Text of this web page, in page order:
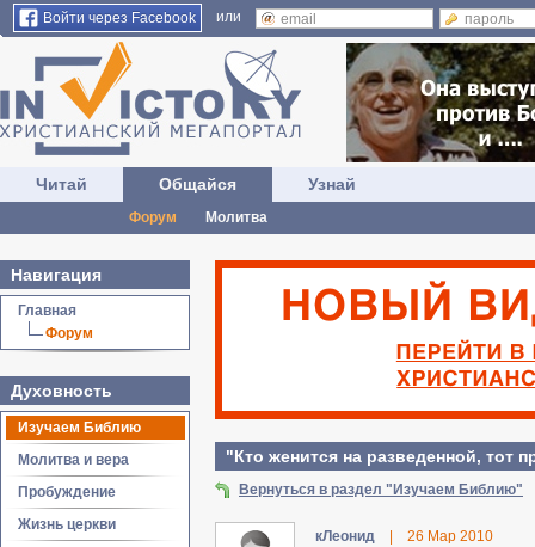
Войти через Facebook или
Читай Общайся
Форум Молитва
Узнай
Навигация
Главная
Форум
Духовность
Изучаем Библию
Молитва и вера
Пробуждение
Жизнь церкви
"Кто женится на разведенной, тот
Вернуться в раздел "Изучаем Библию"
кЛeoнид 26 Мар 2010